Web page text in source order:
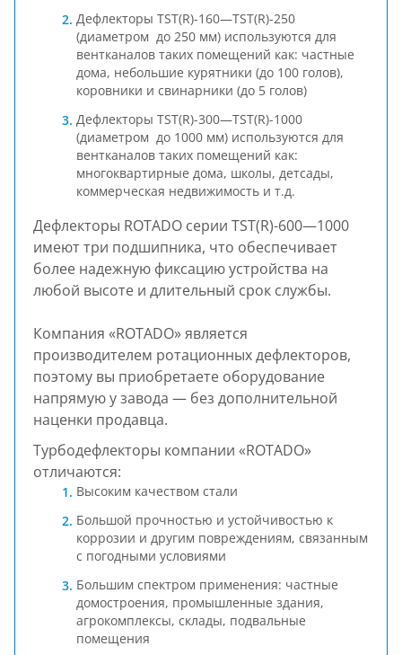
Дефлекторы TST(R)-160—TST(R)-250
(диаметром до 250 мм) используются для
вентканалов таких помещений как: частные
дома, небольшие курятники (до 100 голов),
коровники и свинарники (до 5 голов)
Дефлекторы TST(R)-300—TST(R)-1000
(диаметром до 1000 мм) используются для
вентканалов таких помещений как:
многоквартирные дома, школы, детсады,
коммерческая недвижимость и т.д.
Дефлекторы ROTADO серии TST(R)-600—1000
имеют три подшипника, что обеспечивает
более надежную фиксацию устройства на
любой высоте и длительный срок службы.
Компания «ROTADO» является
производителем ротационных дефлекторов,
поэтому вы приобретаете оборудование
напрямую у завода — без дополнительной
наценки продавца.
Турбодефлекторы компании «ROTADO»
отличаются:
Высоким качеством стали
Большой прочностью и устойчивостью к
коррозии и другим повреждениям, связанным
с погодными условиями
Большим спектром применения: частные
домостроения, промышленные здания,
агрокомплексы, склады, подвальные
помещения